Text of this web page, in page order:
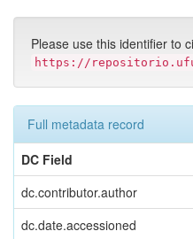
Please use this identifier to
https://
Full metadata record
DC Field
dc.contributor.author
dc.date.accessioned